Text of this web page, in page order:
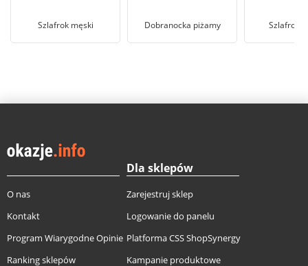
Szlafrok męski Dobranocka piżamy Szlafrok
O nas
Kontakt
Program Wiarygodne Opinie
Ranking sklepów
Dla sklepów
Zarejestruj sklep
Logowanie do panelu
Platforma CSS ShopSynergy
Kampanie produktowe